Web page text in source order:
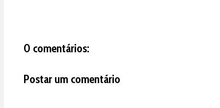
0 comentários:
Postar um comentário